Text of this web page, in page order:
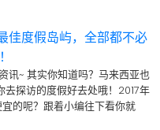
佳度假岛屿，全部都不必
讯~ 其实你知道吗？马来西亚也
去探访的度假好去处哦！2017年
的呢？跟着小编往下看你就